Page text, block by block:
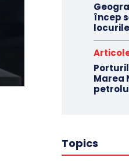
încep
Marea
Topics